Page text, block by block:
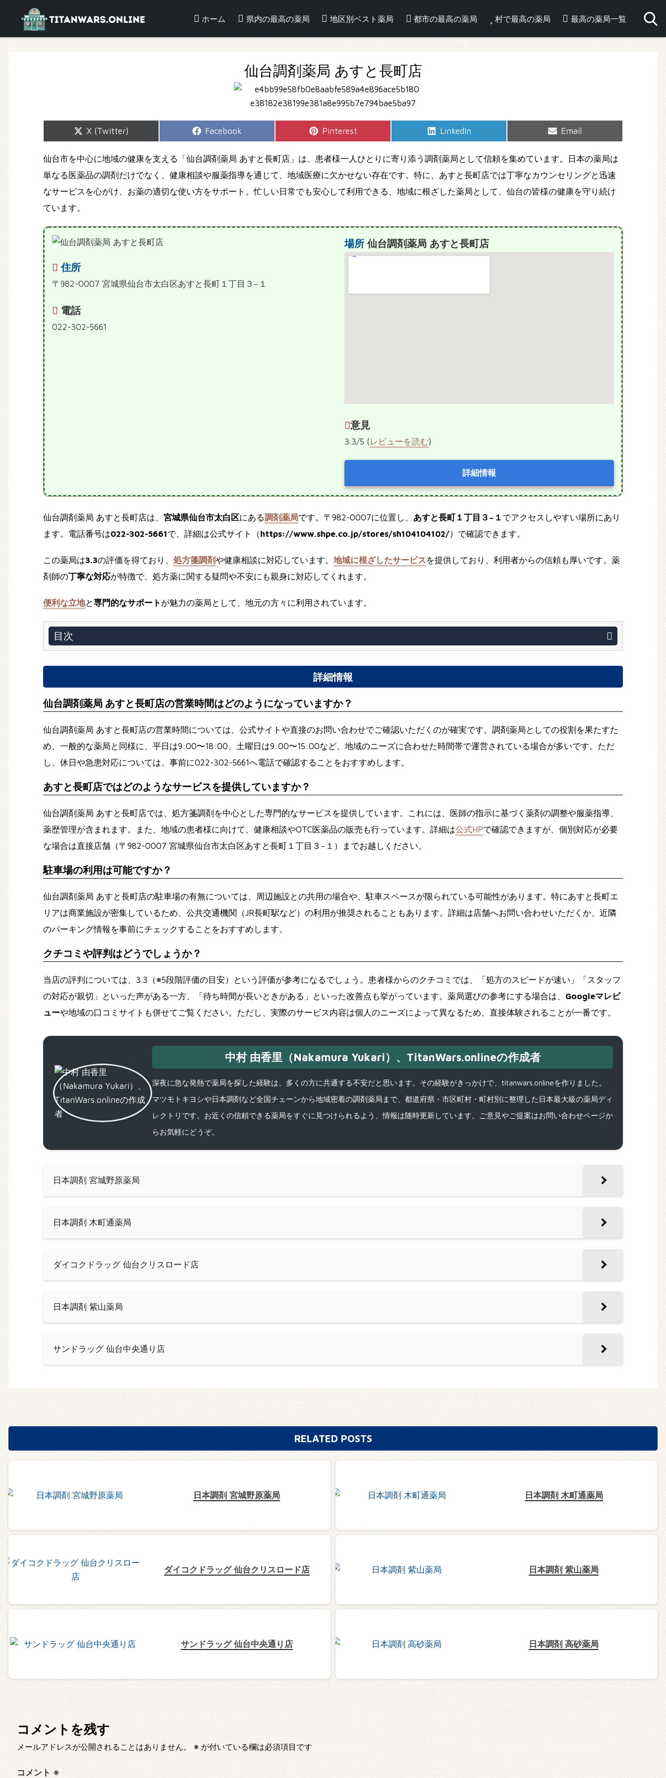
ホーム 県内の最高の薬局 地区別ベスト薬局 都市の最高の薬局 村で最高の薬局 最高の薬局一覧
仙台調剤薬局 あすと長町店
Share
X (Twitter)
Share
Facebook
Share
Pinterest
Share
LinkedIn
Share
Email
仙台市を中心に地域の健康を支える「仙台調剤薬局 あすと長町店」は、患者様一人ひとりに寄り添う調剤薬局として信頼を集めています。日本の薬局は
単なる医薬品の調剤だけでなく、健康相談や服薬指導を通じて、地域医療に欠かせない存在です。特に、あすと長町店では丁寧なカウンセリングと迅速
なサービスを心がけ、お薬の適切な使い方をサポート。忙しい日常でも安心して利用できる、地域に根ざした薬局として、仙台の皆様の健康を守り続け
ています。
住所
〒982-0007 宮城県仙台市太白区あすと長町１丁目３−１
電話
022-302-5661
場所仙台調剤薬局 あすと長町店
意見
3.3/5 (レビューを読む)
詳細情報
仙台調剤薬局 あすと長町店は、 宮城県仙台市太白区にある調剤薬局です。〒982-0007に位置し、 あすと長町１丁目３−１ でアクセスしやすい場所にあり
ます。電話番号は022-302-5661で、詳細は公式サイト（https://www.shpe.co.jp/stores/sh104104102/）で確認できます。
この薬局は3.3の評価を得ており、 処方箋調剤や健康相談に対応しています。 地域に根ざしたサービスを提供しており、利用者からの信頼も厚いです。薬
剤師の丁寧な対応が特徴で、処方薬に関する疑問や不安にも親身に対応してくれます。
便利な立地と専門的なサポート が魅力の薬局として、地元の方々に利用されています。
目次
詳細情報
仙台調剤薬局 あすと長町店の営業時間はどのようになっていますか？
仙台調剤薬局 あすと長町店の営業時間については、公式サイトや直接のお問い合わせでご確認いただくのが確実です。調剤薬局としての役割を果たすた
め、一般的な薬局と同様に、平日は9:00〜18:00、土曜日は9:00〜15:00など、地域のニーズに合わせた時間帯で運営されている場合が多いです。ただ
し、休日や急患対応については、事前に022-302-5661へ電話で確認することをおすすめします。
あすと長町店ではどのようなサービスを提供していますか？
仙台調剤薬局 あすと長町店では、処方箋調剤を中心とした専門的なサービスを提供しています。これには、医師の指示に基づく薬剤の調整や服薬指導、
薬歴管理が含まれます。また、地域の患者様に向けて、健康相談やOTC医薬品の販売も行っています。詳細は公式HPで確認できますが、個別対応が必要
な場合は直接店舗（〒982-0007 宮城県仙台市太白区あすと長町１丁目３−１）までお越しください。
駐車場の利用は可能ですか？
仙台調剤薬局 あすと長町店の駐車場の有無については、周辺施設との共用の場合や、駐車スペースが限られている可能性があります。特にあすと長町エ
リアは商業施設が密集しているため、公共交通機関（JR長町駅など）の利用が推奨されることもあります。詳細は店舗へお問い合わせいただくか、近隣
のパーキング情報を事前にチェックすることをおすすめします。
クチコミや評判はどうでしょうか？
当店の評判については、3.3（※5段階評価の目安）という評価が参考になるでしょう。患者様からのクチコミでは、「処方のスピードが速い」「スタッフ
の対応が親切」といった声がある一方、「待ち時間が長いときがある」といった改善点も挙がっています。薬局選びの参考にする場合は、 Googleマレビ
ューや地域の口コミサイトも併せてご覧ください。ただし、実際のサービス内容は個人のニーズによって異なるため、直接体験されることが一番です。
中村 由香里（Nakamura Yukari）、TitanWars.onlineの作成者
深夜に急な発熱で薬局を探した経験は、多くの方に共通する不安だと思います。その経験がきっかけで、titanwars.onlineを作りました。
マツモトキヨシや日本調剤など全国チェーンから地域密着の調剤薬局まで、都道府県・市区町村・町村別に整理した日本最大級の薬局ディ
レクトリです。お近くの信頼できる薬局をすぐに見つけられるよう、情報は随時更新しています。ご意見やご提案はお問い合わせページか
らお気軽にどうぞ。
日本調剤 宮城野原薬局
日本調剤 木町通薬局
ダイコクドラッグ 仙台クリスロード店
日本調剤 紫山薬局
サンドラッグ 仙台中央通り店
RELATED POSTS
日本調剤 宮城野原薬局 日本調剤 木町通薬局
ダイコクドラッグ 仙台クリスロード店 日本調剤 紫山薬局
サンドラッグ 仙台中央通り店 日本調剤 高砂薬局
コメントを残す
メールアドレスが公開されることはありません。 ※ が付いている欄は必須項目です
コメント ※